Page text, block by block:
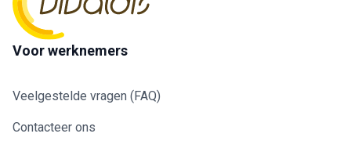
Voor werknemers
Veelgestelde vragen (FAQ)
Contacteer ons